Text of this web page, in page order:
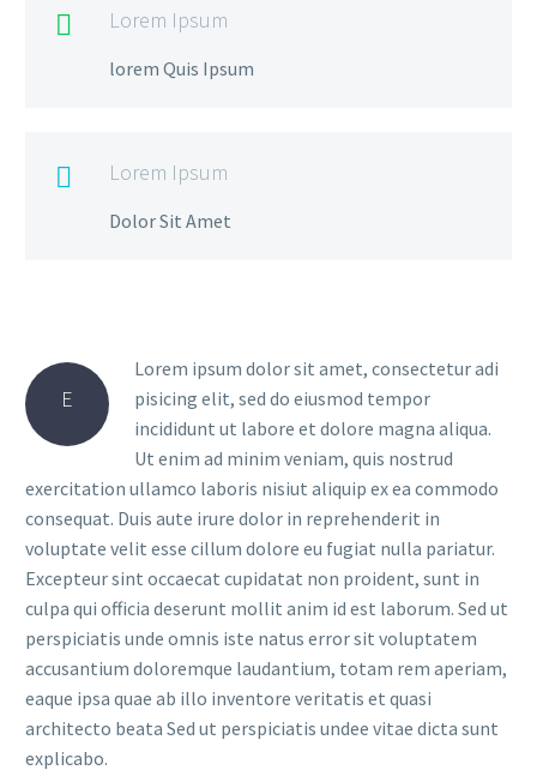
 Lorem Ipsum
lorem Quis Ipsum
 Lorem Ipsum
Dolor Sit Amet
E
Lorem ipsum dolor sit amet, consectetur adi
pisicing elit, sed do eiusmod tempor
incididunt ut labore et dolore magna aliqua.
Ut enim ad minim veniam, quis nostrud
exercitation ullamco laboris nisiut aliquip ex ea commodo
consequat. Duis aute irure dolor in reprehenderit in
voluptate velit esse cillum dolore eu fugiat nulla pariatur.
Excepteur sint occaecat cupidatat non proident, sunt in
culpa qui officia deserunt mollit anim id est laborum. Sed ut
perspiciatis unde omnis iste natus error sit voluptatem
accusantium doloremque laudantium, totam rem aperiam,
eaque ipsa quae ab illo inventore veritatis et quasi
architecto beata Sed ut perspiciatis undee vitae dicta sunt
explicabo.